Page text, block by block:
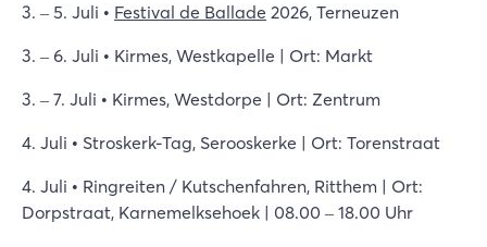
3. – 5. Juli • Festival de Ballade 2026, Terneuzen
3. – 6. Juli • Kirmes, Westkapelle | Ort: Markt
3. – 7. Juli • Kirmes, Westdorpe | Ort: Zentrum
4. Juli • Stroskerk-Tag, Serooskerke | Ort: Torenstraat
4. Juli • Ringreiten / Kutschenfahren, Ritthem | Ort:
Dorpstraat, Karnemelksehoek | 08.00 – 18.00 Uhr